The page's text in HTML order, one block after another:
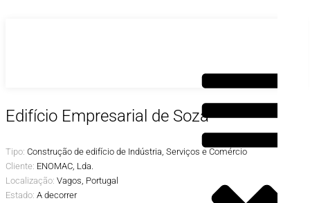
Edifício Empresarial de Soza
Tipo: Construção de edifício de Indústria, Serviços e Comércio
Cliente: ENOMAC, Lda.
Localização: Vagos, Portugal
Estado: A decorrer